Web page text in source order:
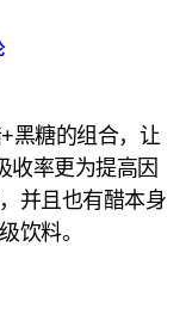
黑糖的组合，让
收率更为提高因
并且也有醋本身
饮料。